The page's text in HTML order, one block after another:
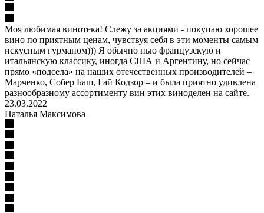
Моя любимая винотека! Слежу за акциями - покупаю хорошее
вино по приятным ценам, чувствуя себя в эти моменты самым
искусным гурманом))) Я обычно пью французскую и
итальянскую классику, иногда США и Аргентину, но сейчас
прямо «подсела» на наших отечественных производителей –
Марченко, Собер Баш, Гай Кодзор – и была приятно удивлена
разнообразному ассортименту вин этих виноделен на сайте.
23.03.2022
Наталья Максимова